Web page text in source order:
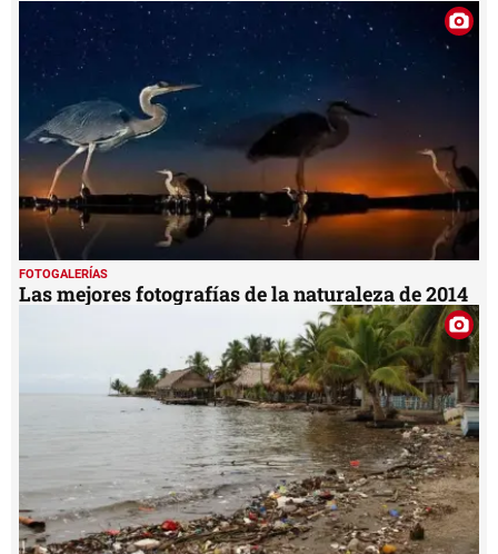
FOTOGALERÍAS
Las mejores fotografías de la naturaleza de 2014